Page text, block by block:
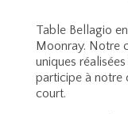
Table Bellagio
Moonray. Notre
uniques
participe à notre
court.